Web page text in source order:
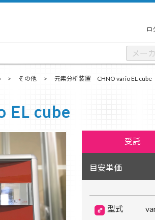
ロ
その他 元素分析装置 CHNO vario EL cube
EL cube
受託
目安単価
型式